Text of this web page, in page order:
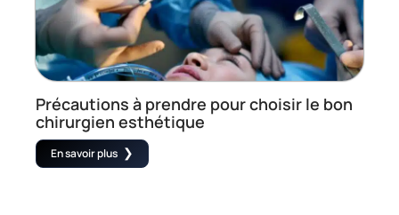
Précautions à prendre pour choisir le bon
chirurgien esthétique
En savoir plus